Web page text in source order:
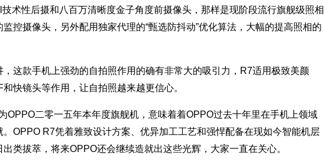
术性后摄和八百万清晰度金子角度前摄像头，那样是现阶段流行旗舰级照相
控摄像头，另外配用独家代理的“甄选防抖动”优化算法，大幅的提高照相的
，这款手机上强劲的自拍照作用的确有非常大的吸引力，R7适用极致美颜
快镜头等作用，让自拍照越来越更信心。
OPPO二零一五年本年度旗舰机，意味着着OPPO过去十年里在手机上领域
。OPPO R7凭着雅致设计方案、优异加工工艺和强悍配备在现如今智能机层
类拔萃，将来OPPO还会继续造就出这些光辉，大家一直在关心。